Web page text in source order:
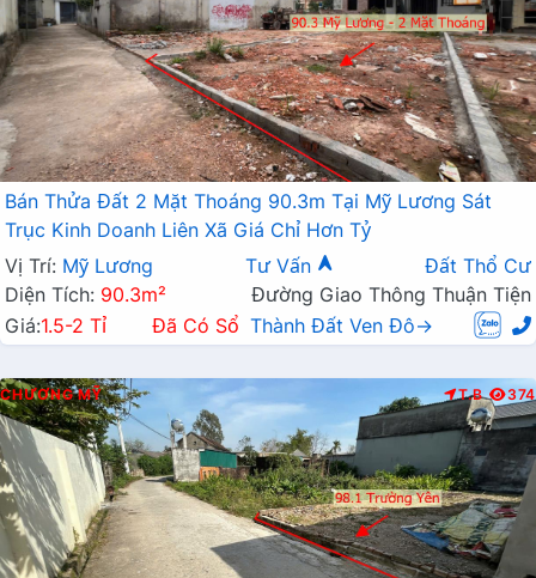
Bán Thửa Đất 2 Mặt Thoáng 90.3m Tại Mỹ Lương Sát
Trục Kinh Doanh Liên Xã Giá Chỉ Hơn Tỷ
Vị Trí: Mỹ Lương Tư Vấn
Đất Thổ Cư
Diện Tích: 90.3m²
Đường Giao Thông Thuận Tiện
Giá:1.5-2 Tỉ Đã Có Sổ Thành Đất Ven Đô→
CHƯƠNG MỸ T.B 374